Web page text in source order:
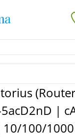
(Router) |
|
10/100/